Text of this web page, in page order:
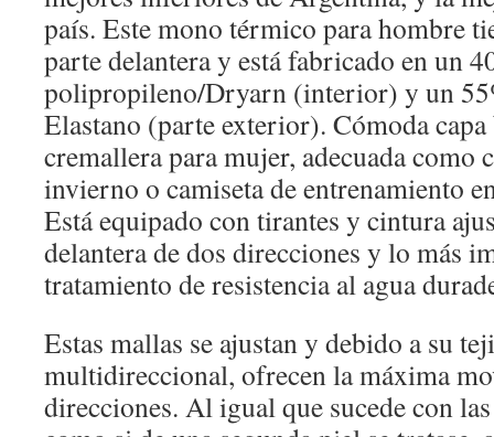
país. Este mono térmico para hombre
parte delantera y está fabricado en un
polipropileno/Dryarn (interior) y un
Elastano (parte exterior). Cómoda capa
cremallera para mujer, adecuada como
invierno o camiseta de entrenamiento
Está equipado con tirantes y cintura
delantera de dos direcciones y lo más
tratamiento de resistencia al agua
Estas mallas se ajustan y debido a su
multidireccional, ofrecen la máxima
direcciones. Al igual que sucede con